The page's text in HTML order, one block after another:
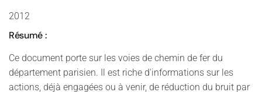
2012
Résumé :
Ce document porte sur les voies de chemin de fer du
département parisien. Il est riche d'informations sur les
actions, déjà engagées ou à venir, de réduction du bruit par